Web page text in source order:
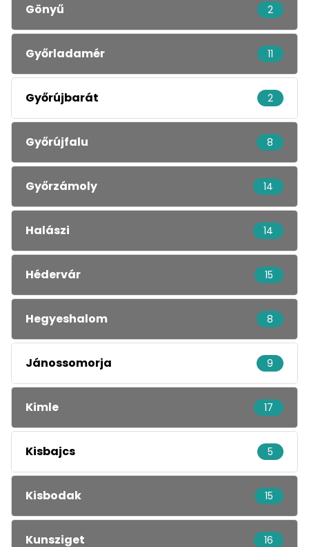
Gönyű 2
Győrladamér 11
Győrújbarát 2
Győrújfalu 8
Győrzámoly 14
Halászi 14
Hédervár 15
Hegyeshalom 8
Jánossomorja 9
Kimle 17
Kisbajcs 5
Kisbodak 15
Kunsziget 16